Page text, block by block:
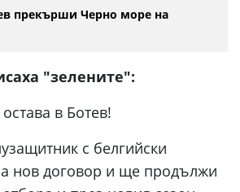
прекърши Черно море на
"зелените":
в Ботев!
с белгийски
нов договор и ще продължи